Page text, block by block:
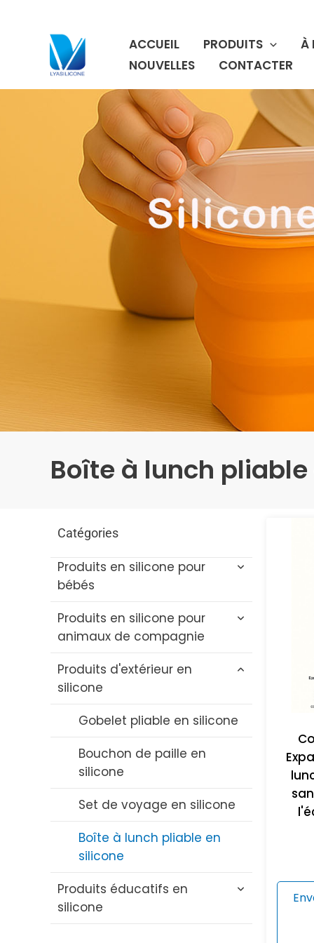
ACCUEIL PRODUITS À
NOUVELLES
CONTACTER
Boîte à lunch
Catégories
Produits en silicone pour
bébés
Jouets de bain pour bébé
en silicone
Brosse à bouteille en
silicone
Set de bols et de cuillères
Bavoir en silicone
Dentition en silicone pour
Sucette en silicone
Tasse à paille en silicone
Produits en silicone pour
animaux de compagnie
Jouet de dentition pour
chat en silicone
Jouet à mâcher pour chien
Brosse de bain en silicone
compagnie
Bol en silicone pour
animaux de compagnie
Tapis à lécher en silicone
pour animaux de
Produits d'extérieur en
silicone
Gobelet pliable en silicone
Bouchon de paille en
silicone
Set de voyage en silicone
Boîte à lunch pliable en
silicone
Produits éducatifs en
silicone